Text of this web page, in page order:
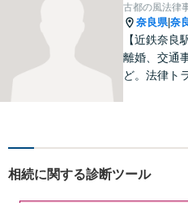
古都の風法律
奈良県|奈
【近鉄奈良
離婚、交通
ど。法律ト
丁寧にお伺
相続に関する診断ツール